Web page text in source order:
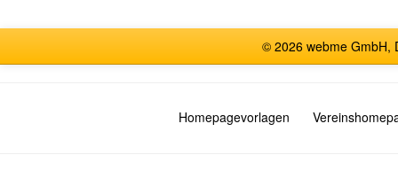
© 2026 webme GmbH,
Homepagevorlagen